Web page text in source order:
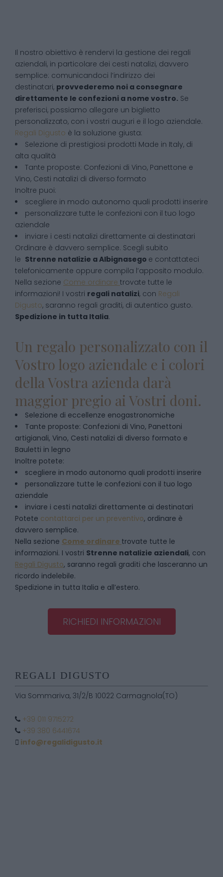
Il nostro obiettivo è rendervi la gestione dei regali
aziendali, in particolare dei cesti natalizi, davvero
semplice: comunicandoci l’indirizzo dei
destinatari, provvederemo noi a consegnare
direttamente le confezioni a nome vostro. Se
preferisci, possiamo allegare un biglietto
personalizzato, con i vostri auguri e il logo aziendale.
Regali Digusto è la soluzione giusta:
Selezione di prestigiosi prodotti Made in Italy, di
alta qualità
Tante proposte: Confezioni di Vino, Panettone e
Vino, Cesti natalizi di diverso formato
Inoltre puoi:
scegliere in modo autonomo quali prodotti inserire
personalizzare tutte le confezioni con il tuo logo
aziendale
inviare i cesti natalizi direttamente ai destinatari
Ordinare è davvero semplice. Scegli subito
le Strenne natalizie aAlbignasego e contattateci
telefonicamente oppure compila l’apposito modulo.
Nella sezione Come ordinare trovate tutte le
informazioni! I vostri regali natalizi, con Regali
Digusto, saranno regali graditi, di autentico gusto.
Spedizione in tutta Italia.
Un regalo personalizzato con il
Vostro logo aziendale e i colori
della Vostra azienda darà
maggior pregio ai Vostri doni.
Selezione di eccellenze enogastronomiche
Tante proposte: Confezioni di Vino, Panettoni
artigianali, Vino, Cesti natalizi di diverso formato e
Bauletti in legno
Inoltre potete:
scegliere in modo autonomo quali prodotti inserire
personalizzare tutte le confezioni con il tuo logo
aziendale
inviare i cesti natalizi direttamente ai destinatari
Potete contattarci per un preventivo, ordinare è
davvero semplice.
Nella sezione Come ordinare trovate tutte le
informazioni. I vostri Strenne natalizie aziendali, con
Regali Digusto, saranno regali graditi che lasceranno un
ricordo indelebile.
Spedizione in tutta Italia e all’estero.
RICHIEDI INFORMAZIONI
REGALI DIGUSTO
Via Sommariva, 31/2/B 10022 Carmagnola(TO)
+39 011 9715272
+39 380 6441674
info@regalidigusto.it